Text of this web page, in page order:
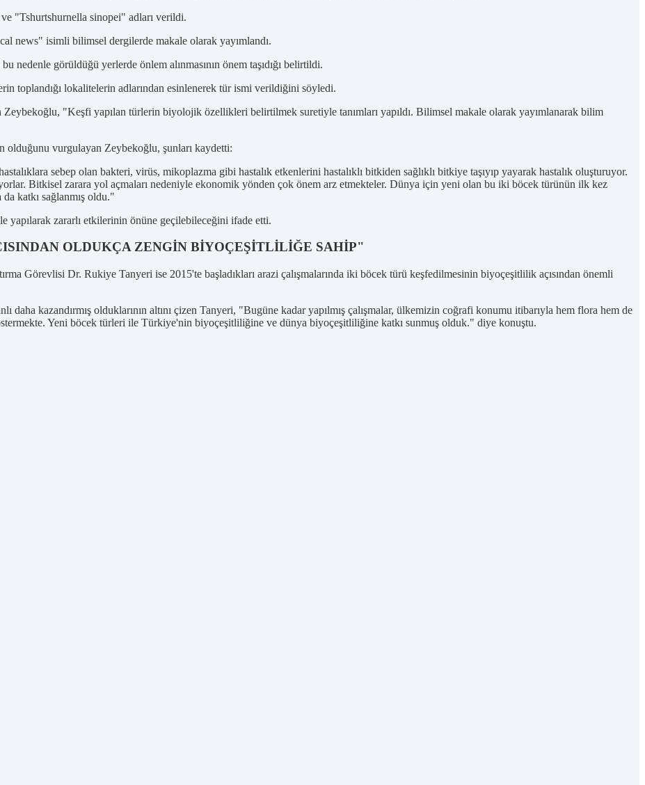
"Tshurtshurnella sinopei" adları verildi.
news" isimli bilimsel dergilerde makale olarak yayımlandı.
görüldüğü yerlerde önlem alınmasının önem taşıdığı belirtildi.
toplandığı lokalitelerin adlarından esinlenerek tür ismi verildiğini söyledi.
"Keşfi yapılan türlerin biyolojik özellikleri belirtilmek suretiyle tanımları yapıldı. Bilimsel makale olarak yayımlanarak bilim
vurgulayan Zeybekoğlu, şunları kaydetti:
sebep olan bakteri, virüs, mikoplazma gibi hastalık etkenlerini hastalıklı bitkiden sağlıklı bitkiye taşıyıp yayarak hastalık oluşturuyor.
Bitkisel zarara yol açmaları nedeniyle ekonomik yönden çok önem arz etmekteler. Dünya için yeni olan bu iki böcek türünün ilk kez
da katkı sağlanmış oldu."
zararlı etkilerinin önüne geçilebileceğini ifade etti.
OLDUKÇA ZENGİN BİYOÇEŞİTLİLİĞE SAHİP"
Görevlisi Dr. Rukiye Tanyeri ise 2015'te başladıkları arazi çalışmalarında iki böcek türü keşfedilmesinin biyoçeşitlilik açısından önemli
kazandırmış olduklarının altını çizen Tanyeri, "Bugüne kadar yapılmış çalışmalar, ülkemizin coğrafi konumu itibarıyla hem flora hem de
Yeni böcek türleri ile Türkiye'nin biyoçeşitliliğine ve dünya biyoçeşitliliğine katkı sunmuş olduk." diye konuştu.